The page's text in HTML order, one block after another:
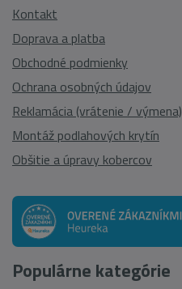
Kontakt
Doprava a platba
Obchodné podmienky
Ochrana osobných údajov
Reklamácia (vrátenie / výmena)
Montáž podlahových krytín
Obšitie a úpravy kobercov
Populárne kategórie